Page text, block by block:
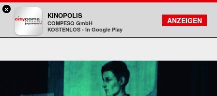
Kinopolis
FILMSUCHE
KONTO
×
KINOPOLIS
COMPESO GmbH
KOSTENLOS - In Google Play
ANZEIGEN